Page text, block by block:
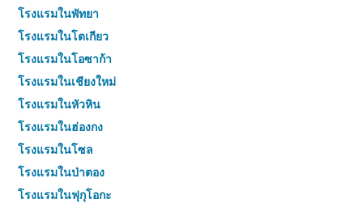
โรงแรมในพัทยา
โรงแรมในโตเกียว
โรงแรมในโอซาก้า
โรงแรมในเชียงใหม่
โรงแรมในหัวหิน
โรงแรมในฮ่องกง
โรงแรมในโซล
โรงแรมในป่าตอง
โรงแรมในฟุกุโอกะ